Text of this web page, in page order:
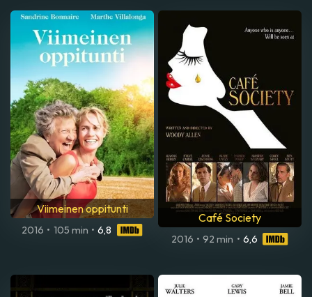
Viimeinen oppitunti
2016 • 105 min • 6,8
Café Society
2016 • 92 min • 6,6